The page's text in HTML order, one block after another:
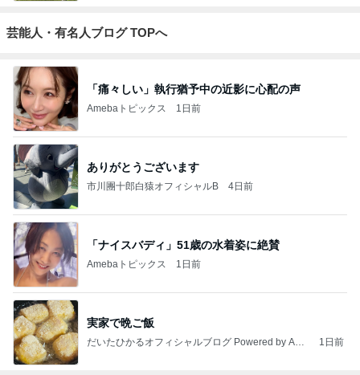
芸能人・有名人ブログ TOPへ
「痛々しい」執行猶予中の近影に心配の声
Amebaトピックス 1日前
ありがとうございます
市川團十郎白猿オフィシャルB 4日前
「ナイスバディ」51歳の水着姿に絶賛
Amebaトピックス 1日前
実家で晩ご飯
だいたひかるオフィシャルブログ Powered by Ame
1日前